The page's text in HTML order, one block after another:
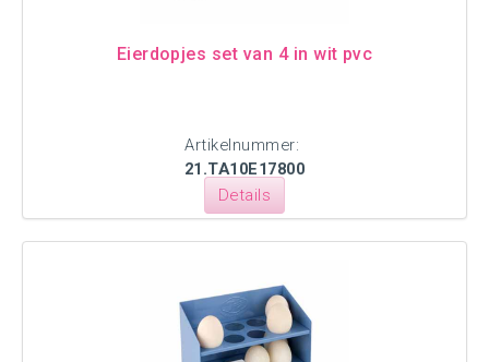
Eierdopjes set van 4 in wit pvc
Artikelnummer:
21.TA10E17800
Details